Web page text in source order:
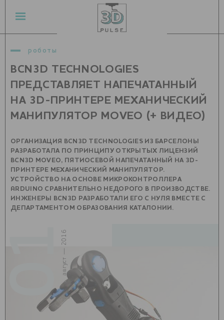
роботы
BCN3D TECHNOLOGIES
ПРЕДСТАВЛЯЕТ НАПЕЧАТАННЫЙ
НА 3D-ПРИНТЕРЕ МЕХАНИЧЕСКИЙ
МАНИПУЛЯТОР MOVEO (+ ВИДЕО)
ОРГАНИЗАЦИЯ BCN3D TECHNOLOGIES ИЗ БАРСЕЛОНЫ
РАЗРАБОТАЛА ПО ПРИНЦИПУ ОТКРЫТЫХ ЛИЦЕНЗИЙ
BCN3D MOVEO, ПЯТИОСЕВОЙ НАПЕЧАТАННЫЙ НА 3D-
ПРИНТЕРЕ МЕХАНИЧЕСКИЙ МАНИПУЛЯТОР.
УСТРОЙСТВО НА ОСНОВЕ МИКРОКОНТРОЛЛЕРА
ARDUINO СРАВНИТЕЛЬНО НЕДОРОГО В ПРОИЗВОДСТВЕ.
ИНЖЕНЕРЫ BCN3D РАЗРАБОТАЛИ ЕГО С НУЛЯ ВМЕСТЕ С
ДЕПАРТАМЕНТОМ ОБРАЗОВАНИЯ КАТАЛОНИИ.
01
август — 2016